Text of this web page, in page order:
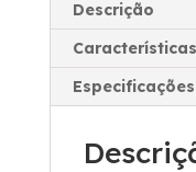
Descrição
Características